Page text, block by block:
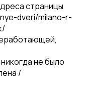
страницы
dveri/milano-r-
не было
/